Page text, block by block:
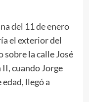
del 11 de enero
el exterior del
sobre la calle José
II, cuando Jorge
llegó a